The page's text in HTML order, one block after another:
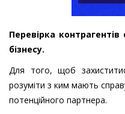
Перевірка
бізнесу.
Для того, щоб
розуміти з ким мають
потенційного партнера.